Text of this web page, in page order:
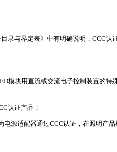
录与界定表》中有明确说明，CCC认
模块用直流或交流电子控制装置的特
认证产品；
源适配器通过CCC认证，在照明产